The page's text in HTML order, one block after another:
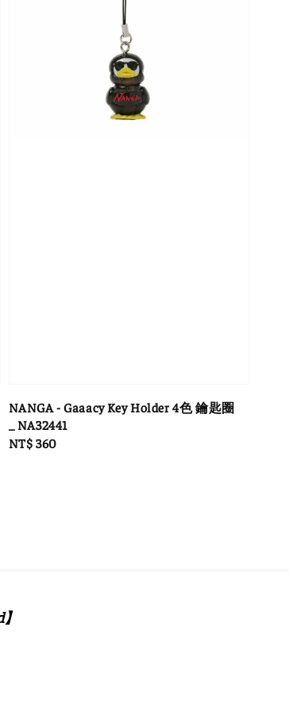
NANGA - Gaaacy Key Holder 4色 鑰匙圈
_ NA32441
Regular
NT$ 360